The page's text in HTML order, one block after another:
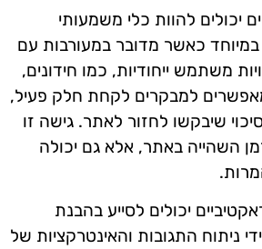
יכולים להוות כלי משמעותי
במיוחד כאשר מדובר במעורבות עם
משתמש ייחודיות, כמו חידונים,
למבקרים לקחת חלק פעיל,
שיבקשו לחזור לאתר. גישה זו
השהייה באתר, אלא גם יכולה
יכולים לסייע בהבנת
ניתוח התגובות והאינטרקציות של